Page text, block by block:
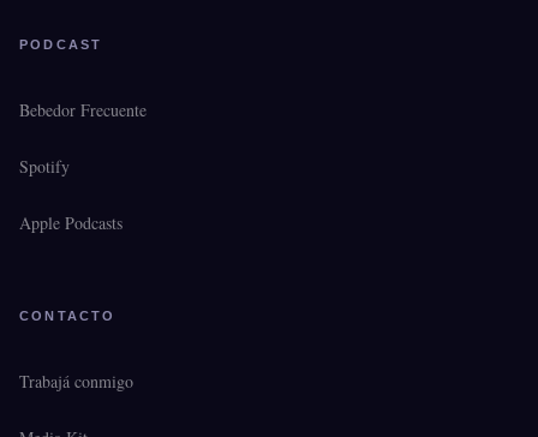
PODCAST
Bebedor Frecuente
Spotify
Apple Podcasts
CONTACTO
Trabajá conmigo